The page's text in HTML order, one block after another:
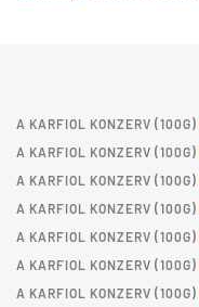
A KARFIOL KONZERV (100G)
A KARFIOL KONZERV (100G)
A KARFIOL KONZERV (100G)
A KARFIOL KONZERV (100G)
A KARFIOL KONZERV (100G)
A KARFIOL KONZERV (100G)
A KARFIOL KONZERV (100G)